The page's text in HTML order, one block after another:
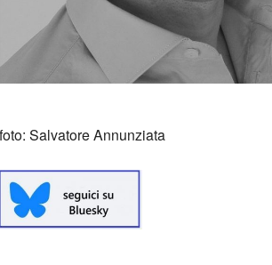
foto: Salvatore Annunziata